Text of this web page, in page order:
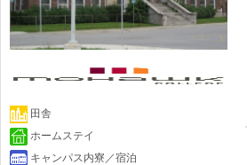
田舎
ホームステイ
キャンパス内寮／宿泊